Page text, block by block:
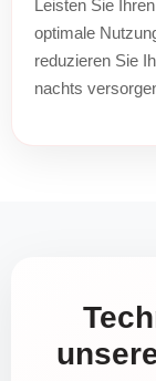
Leisten Sie
optimale
reduzieren Sie
nachts